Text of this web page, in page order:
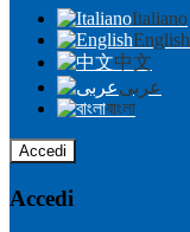
Italiano
English
中文
عربى
বাংলা
Accedi
Accedi